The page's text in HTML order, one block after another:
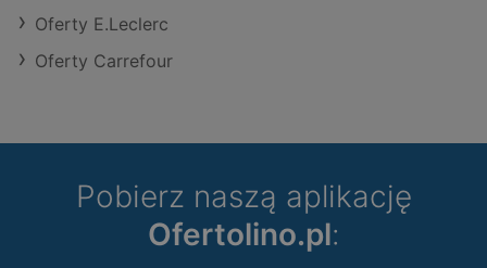
Oferty E.Leclerc
Oferty Carrefour
Pobierz naszą aplikację
Ofertolino.pl: